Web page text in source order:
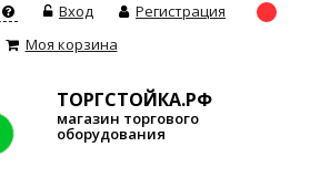
Вход
Регистрация
Моя корзина
ТОРГСТОЙКА.РФ
магазин торгового
оборудования